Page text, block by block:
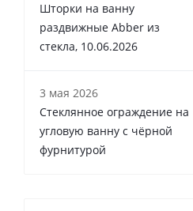
Шторки на ванну
раздвижные Abber из
стекла, 10.06.2026
3 мая 2026
Стеклянное ограждение на
угловую ванну с чёрной
фурнитурой